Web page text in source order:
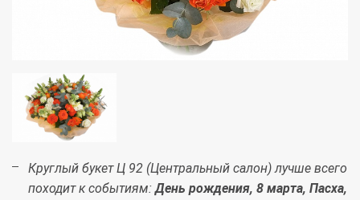
Круглый букет Ц 92 (Центральный салон) лучше всего
походит к событиям:День рождения, 8 марта, Пасха,